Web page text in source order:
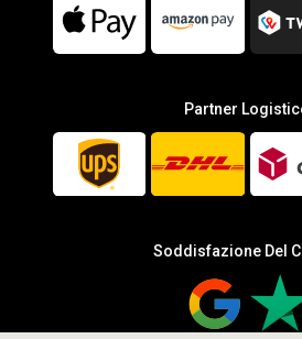
Partner
Soddisfazione Del